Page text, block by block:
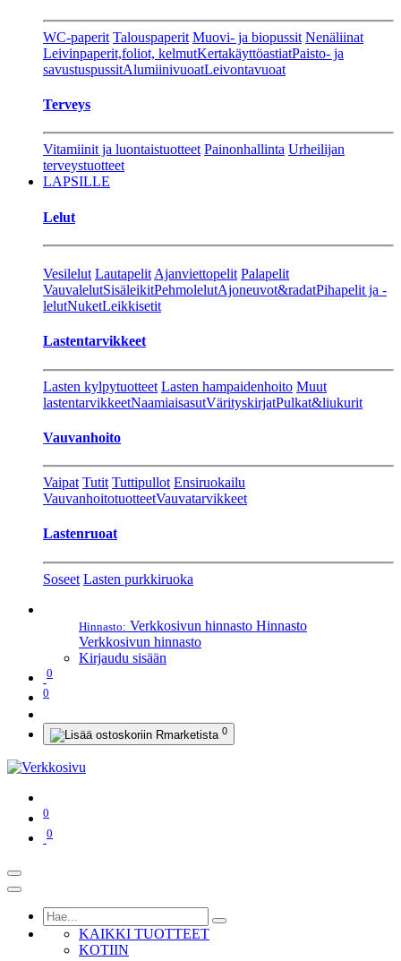
WC-paperit Talouspaperit Muovi- ja biopussit Nenäliinat
Leivinpaperit,foliot, kelmutKertakäyttöastiatPaisto- ja
savustuspussitAlumiinivuoatLeivontavuoat
Terveys
Vitamiinit ja luontaistuotteet Painonhallinta Urheilijan
terveystuotteet
LAPSILLE
Lelut
Vesilelut Lautapelit Ajanviettopelit Palapelit
VauvalelutSisäleikitPehmolelutAjoneuvot&radatPihapelit ja -
lelutNuketLeikkisetit
Lastentarvikkeet
Lasten kylpytuotteet Lasten hampaidenhoito Muut
lastentarvikkeetNaamiaisasutVärityskirjatPulkat&liukurit
Vauvanhoito
Vaipat Tutit Tuttipullot Ensiruokailu
VauvanhoitotuotteetVauvatarvikkeet
Lastenruoat
Soseet Lasten purkkiruoka
Hinnasto: Verkkosivun hinnasto Hinnasto
Verkkosivun hinnasto
Kirjaudu sisään
0
0
0
0
0
KAIKKI TUOTTEET
KOTIIN